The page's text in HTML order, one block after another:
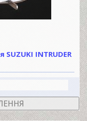
INTRUDER